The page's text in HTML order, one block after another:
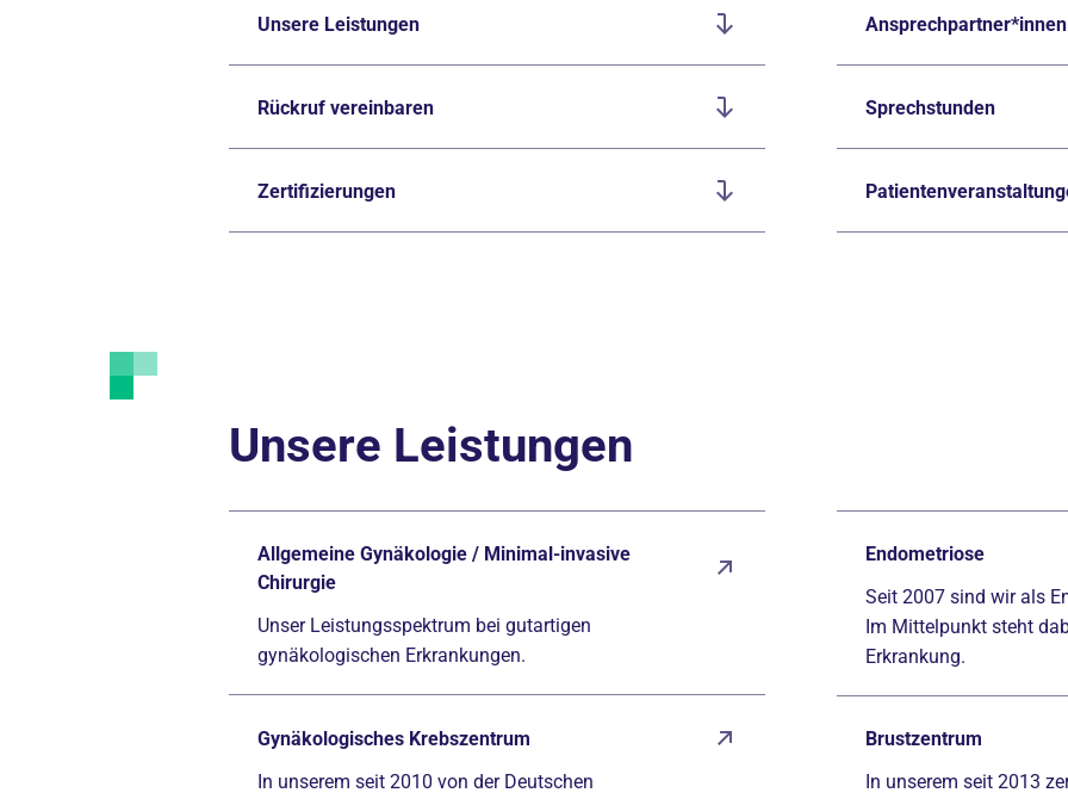
Unsere Leistungen Ansprechpartner*innen
Rückruf vereinbaren Sprechstunden
Zertifizierungen
Unsere Leistungen
Allgemeine Gynäkologie / Minimal-invasive
Chirurgie
Unser Leistungsspektrum bei gutartigen
gynäkologischen Erkrankungen.
Endometriose
Seit 2007 sind wir als
Im Mittelpunkt steht
Erkrankung.
Gynäkologisches Krebszentrum
In unserem seit 2010 von der Deutschen
Brustzentrum
In unserem seit 2013